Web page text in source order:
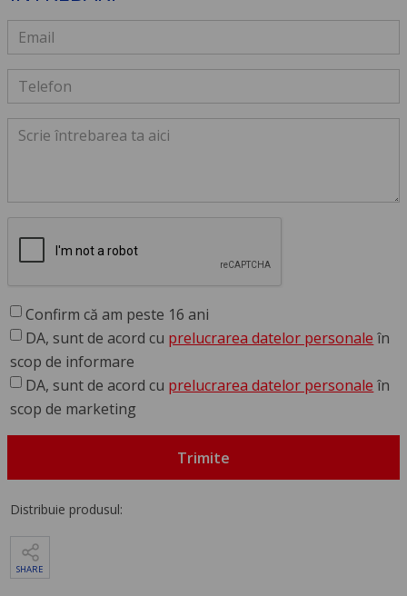
Confirm că am peste 16 ani
DA, sunt de acord cu prelucrarea datelor personale în
scop de informare
DA, sunt de acord cu prelucrarea datelor personale în
scop de marketing
Trimite
Distribuie produsul:
SHARE